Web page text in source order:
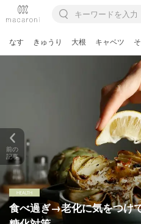
なす きゅうり 大根 キャベツ
食べ過ぎ→老化に気をつけ
前の
記事